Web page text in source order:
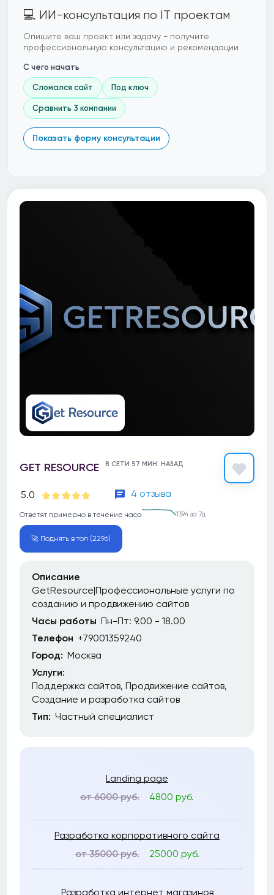
💻 ИИ-консультация по IT проектам
Опишите ваш проект или задачу - получите
профессиональную консультацию и рекомендации
С чего начать
Сломался сайт Под ключ
Сравнить 3 компании
Показать форму консультации
GET RESOURCE В СЕТИ 57 МИН. НАЗАД
5.0 4 отзыва
Ответят примерно в течение часа 1394 за 7д
🚀 Поднять в топ (2296)
Описание
GetResource|Профессиональные услуги по
созданию и продвижению сайтов
Часы работы Пн-Пт: 9.00 - 18.00
Телефон +79001359240
Город: Москва
Услуги:
Поддержка сайтов Продвижение сайтов
Создание и разработка сайтов
Тип: Частный специалист
Landing page
от 6000 руб.
4800 руб.
Разработка корпоративного сайта
от 35000 руб.
25000 руб.
Разработка интернет магазинов